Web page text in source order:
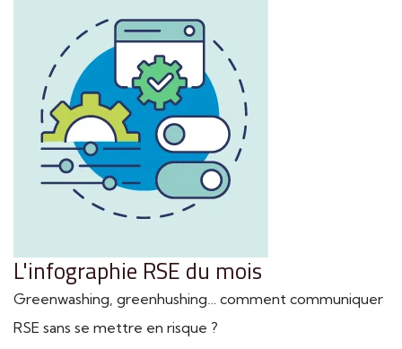
L'infographie RSE du mois
Greenwashing, greenhushing… comment communiquer
RSE sans se mettre en risque ?